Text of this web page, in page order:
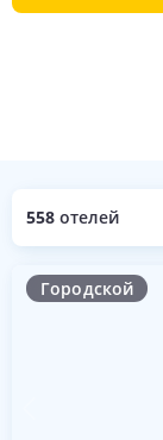
558 отелей
Городской